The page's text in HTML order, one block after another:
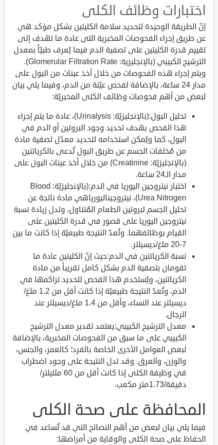
اختبارات وظائف الكلى
إنّ الطريقة الوحيدة لتحديد سلامة الكليتين بشكل مؤكد هي
عن طريق إجراء الفحوصات المخبرية التي عادة ما تهدف إلى
تقييم قدرة الكليتين على تصفية الدم فيما يُعرف طبيّاً بمعدل
الترشيح الكبيبي (بالإنجليزية: Glomerular Filtration Rate).
ويتم إجراء هذه الفحوصات من خلال أخذ عينات من البول على
مدار 24 ساعة، بالإضافة لفحص عيّنة من الدم، وفيما يلي بيان
لبعض من أهم فحوصات وظائف الكلى المخبريّة:
تحليل البول:(بالإنجليزيّة: Urinalysis)، عادة ما يتم إجراء
هذا الفحص بهدف تحديد وجود البروتين أو الدم في
البول، كما ويُمكن استخدامه لتحديد معدّل تصفية مادة
من مُخلفات الجسم عن طريق البول تُدعى بالكرياتنين
(بالإنجليزيّة: Creatinine) من خلال أخذ عينات البول على
مدار الـ24 ساعة.
اختبار نيتروجين اليوريا في الدم:(بالإنجليزيّة: Blood
Urea Nitrogen)، نيتروجيناليورياهي مادة ناتجة عن
تحليل الجسم لبروتين الطعام المُتناول، وتدل زيادة نسبة
نيتروجين اليوريا على قصور في قدرة الكليتين على
القيام بوظائفهما. وتُعدّ النتيجة طبيعيّة إذا كانت ما بين
7-20 ملغ/ديسيلتر.
نسبة الكرياتنين في الدم:حيث إنّ الكليتين عادة ما
تقومان بتصفية الدم بشكل كامل تقريباً من مادة
الكرياتنين، ويُستخدم هذا الفحص لتحديد تراكمها في
الدم، وتُعدّ النتيجة طبيعيّة إذا كانت أقل من 1.2 ملغ/
ديسيلتر عند النساء، وأقل من 1.4 ملغ/ديسيلتر عند
الرجال.
معدل الترشيح الكبيبي:يعتمد تقدير معدل الترشيح
الكبيبي على ما سبق من الفحوصات المخبرية، بالإضافة
لبعض العوامل الأخرى الخاصة بالفرد؛ كالعمر، والجنس،
والوزن، والعرق. وقد تدل النتيجة على وجود اضطراب
في وظيفة الكلى إذا كانت أقل من 60 ملليلتر/
دقيقة/1.73متر مكعب.
المحافظة على صحة الكلى
فيما يلي بيان لبعض من أهم النصائح التي قد تُساعد في
الحفاظ على صحة الكلى والوقاية من أمراضها: